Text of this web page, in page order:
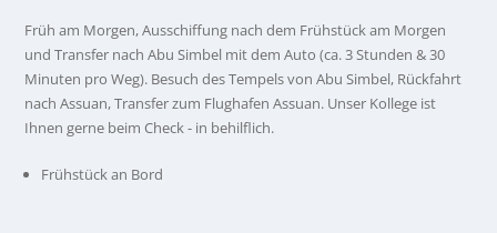
Früh am Morgen, Ausschiffung nach dem Frühstück am Morgen
und Transfer nach Abu Simbel mit dem Auto (ca. 3 Stunden & 30
Minuten pro Weg). Besuch des Tempels von Abu Simbel, Rückfahrt
nach Assuan, Transfer zum Flughafen Assuan. Unser Kollege ist
Ihnen gerne beim Check - in behilflich.
Frühstück an Bord